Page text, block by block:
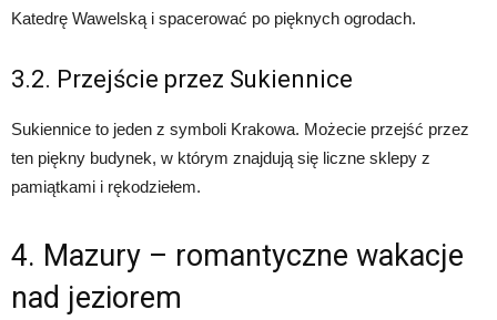
Katedrę Wawelską i spacerować po pięknych ogrodach.
3.2. Przejście przez Sukiennice
Sukiennice to jeden z symboli Krakowa. Możecie przejść przez
ten piękny budynek, w którym znajdują się liczne sklepy z
pamiątkami i rękodziełem.
4. Mazury – romantyczne wakacje
nad jeziorem